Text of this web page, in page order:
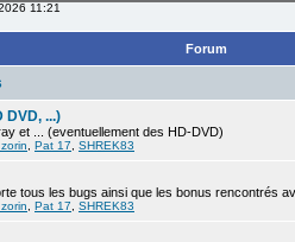
11:21
Forum
DVD, ...)
et ... (eventuellement des HD-DVD)
Pat 17 SHREK83
tous les bugs ainsi que les bonus rencontrés
Pat 17 SHREK83